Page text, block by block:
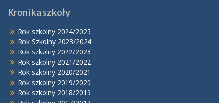
Kronika szkoły
Rok szkolny 2024/2025
Rok Szkolny 2023/2024
Rok szkolny 2022/2023
Rok szkolny 2021/2022
Rok szkolny 2020/2021
Rok szkolny 2019/2020
Rok szkolny 2018/2019